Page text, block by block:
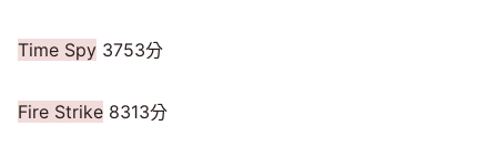
Time Spy 3753分
Fire Strike 8313分